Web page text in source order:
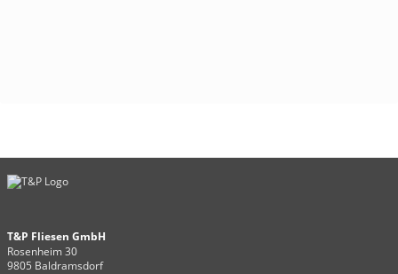
T&P Fliesen GmbH
Rosenheim 30
9805 Baldramsdorf